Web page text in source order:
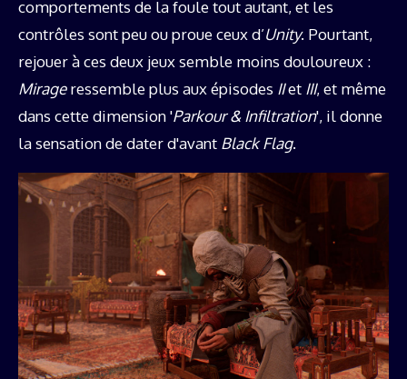
comportements de la foule tout autant, et les
contrôles sont peu ou proue ceux d’Unity. Pourtant,
rejouer à ces deux jeux semble moins douloureux :
Mirageressemble plus aux épisodes IIet III, et même
dans cette dimension 'Parkour & Infiltration', il donne
la sensation de dater d'avant Black Flag.